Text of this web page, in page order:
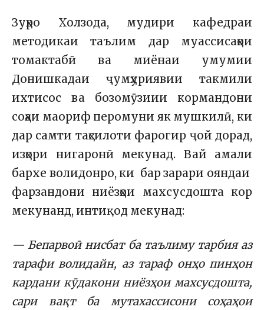
Зуҳро Холзода, мудири кафедраи
методикаи таълим дар муассисаҳои
томактабӣ ва миёнаи умумии
Донишкадаи ҷумҳуриявии такмили
ихтисос ва бозомӯзиии кормандони
соҳаи маориф перомуни як мушкилӣ, ки
дар самти таҳсилоти фарогир ҷой дорад,
изҳори нигаронӣ мекунад. Вай амали
бархе волидонро, ки бар зарари ояндаи
фарзандони ниёзҳои махсусдошта кор
мекунанд, интиқод мекунад:
— Бепарвоӣ нисбат ба таълиму тарбия аз
тарафи волидайн, аз тараф онҳо пинҳон
кардани кӯдакони ниёзҳои махсусдошта,
сари вақт ба мутахассисони соҳаҳои